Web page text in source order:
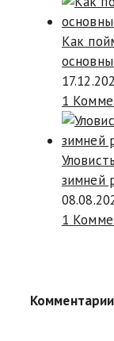
Как
1
зимней
1
Комментарии